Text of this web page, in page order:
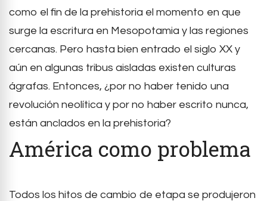
como el fin de la prehistoria el momento en que
surge la escritura en Mesopotamia y las regiones
cercanas. Pero hasta bien entrado el siglo XX y
aún en algunas tribus aisladas existen culturas
ágrafas. Entonces, ¿por no haber tenido una
revolución neolítica y por no haber escrito nunca,
están anclados en la prehistoria?
América como problema
Todos los hitos de cambio de etapa se produjeron